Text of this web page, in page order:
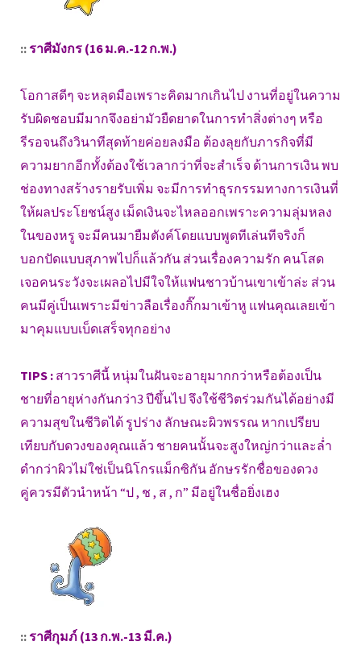
::ราศีมังกร (16 ม.ค.-12 ก.พ.)
โอกาสดีๆ จะหลุดมือเพราะคิดมากเกินไป งานที่อยู่ในความ
รับผิดชอบมีมากจึงอย่ามัวยืดยาดในการทำสิ่งต่างๆ หรือ
รีรอจนถึงวินาทีสุดท้ายค่อยลงมือ ต้องลุยกับภารกิจที่มี
ความยากอีกทั้งต้องใช้เวลากว่าที่จะสำเร็จ ด้านการเงิน พบ
ช่องทางสร้างรายรับเพิ่ม จะมีการทำธุรกรรมทางการเงินที่
ให้ผลประโยชน์สูง เม็ดเงินจะไหลออกเพราะความลุ่มหลง
ในของหรู จะมีคนมายืมตังค์โดยแบบพูดทีเล่นทีจริงก็
บอกปัดแบบสุภาพไปก็แล้วกัน ส่วนเรื่องความรัก คนโสด
เจอคนระวังจะเผลอไปมีใจให้แฟนชาวบ้านเขาเข้าล่ะ ส่วน
คนมีคู่เป็นเพราะมีข่าวลือเรื่องกิ๊กมาเข้าหู แฟนคุณเลยเข้า
มาคุมแบบเบ็ดเสร็จทุกอย่าง
TIPS : สาวราศีนี้ หนุ่มในฝันจะอายุมากกว่าหรือต้องเป็น
ชายที่อายุห่างกันกว่า3 ปีขึ้นไป จึงใช้ชีวิตร่วมกันได้อย่างมี
ความสุขในชีวิตได้ รูปร่าง ลักษณะผิวพรรณ หากเปรียบ
เทียบกับดวงของคุณแล้ว ชายคนนั้นจะสูงใหญ่กว่าและล่ำ
ดำกว่าผิวไม่ใช่เป็นนิโกรแม็กซิกัน อักษรรักชื่อของดวง
คู่ควรมีตัวนำหน้า “ป , ช , ส , ก” มีอยู่ในชื่อยิ่งเฮง
::ราศีกุมภ์ (13 ก.พ.-13 มี.ค.)